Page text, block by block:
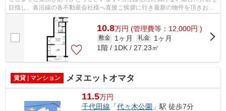
目指し、各沿線の各不動産会社様へ直接ご挨拶に行き最新の物件を頂きお客
様へ提供しております！最新の情報は...
10.8万円 (管理費等：12,000円 )
敷金 1ヶ月 礼金
1ヶ月
1階 / 1DK / 27.23㎡
賃貸 | マンション メヌエットオマタ
11.5万円
千代田線 「代々木公園 」駅 徒歩7分